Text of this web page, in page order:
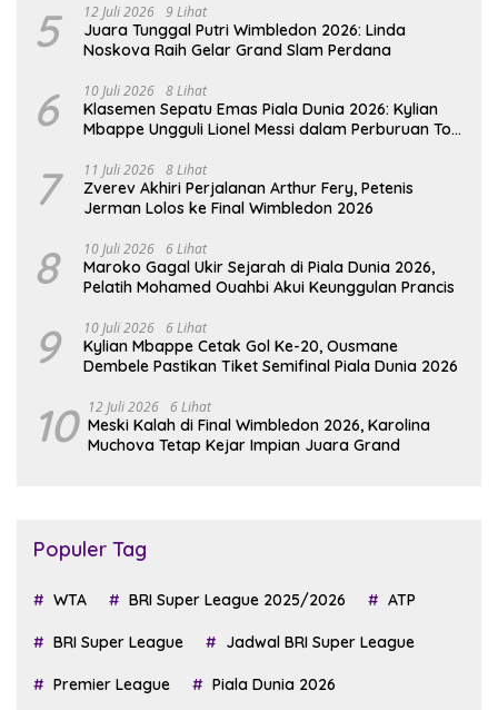
5 12 Juli 2026 9 Lihat
Juara Tunggal Putri Wimbledon 2026: Linda
Noskova Raih Gelar Grand Slam Perdana
6 10 Juli 2026 8 Lihat
Klasemen Sepatu Emas Piala Dunia 2026: Kylian
Mbappe Ungguli Lionel Messi dalam Perburuan Top
7 11 Juli 2026 8 Lihat
Zverev Akhiri Perjalanan Arthur Fery, Petenis
Jerman Lolos ke Final Wimbledon 2026
8 10 Juli 2026 6 Lihat
Maroko Gagal Ukir Sejarah di Piala Dunia 2026,
Pelatih Mohamed Ouahbi Akui Keunggulan Prancis
9 10 Juli 2026 6 Lihat
Kylian Mbappe Cetak Gol Ke-20, Ousmane
Dembele Pastikan Tiket Semifinal Piala Dunia 2026
10 12 Juli 2026 6 Lihat
Meski Kalah di Final Wimbledon 2026, Karolina
Muchova Tetap Kejar Impian Juara Grand
Populer Tag
WTA BRI Super League 2025/2026 ATP
BRI Super League Jadwal BRI Super League
Premier League Piala Dunia 2026